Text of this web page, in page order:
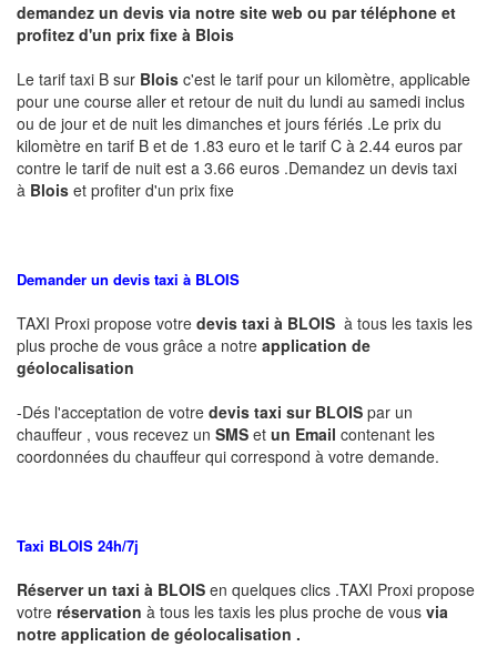
demandez un devis via notre site web ou par téléphone et
profitez d'un prix fixe à Blois
Le tarif taxi B sur Blois c'est le tarif pour un kilomètre, applicable
pour une course aller et retour de nuit du lundi au samedi inclus
ou de jour et de nuit les dimanches et jours fériés .Le prix du
kilomètre en tarif B et de 1.83 euro et le tarif C à 2.44 euros par
contre le tarif de nuit est a 3.66 euros .Demandez un devis taxi
à Blois et profiter d'un prix fixe
Demander un devis taxi à BLOIS
TAXI Proxi propose votre devis taxi à BLOIS à tous les taxis les
plus proche de vous grâce a notre application de
géolocalisation
-Dés l'acceptation de votre devis taxi sur BLOIS par un
chauffeur , vous recevez un SMS et un Email contenant les
coordonnées du chauffeur qui correspond à votre demande.
Taxi BLOIS 24h/7j
Réserver un taxi à BLOIS en quelques clics .TAXI Proxi propose
votre réservation à tous les taxis les plus proche de vous via
notre application de géolocalisation .